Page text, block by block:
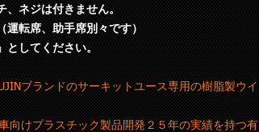
ネジは付きません。
転席、助手席別々です）
してください。
ブランドのサーキットユース専用の樹脂製ウイ
向けプラスチック製品開発２５年の実績を持つ有